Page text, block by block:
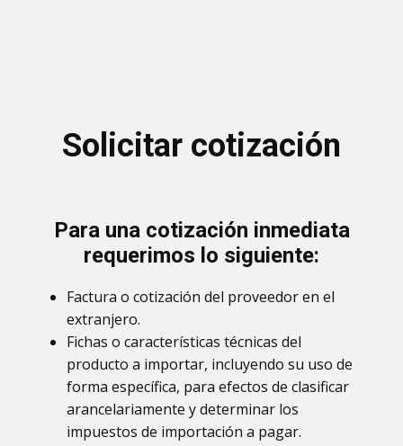
Solicitar cotización
Para una cotización inmediata
requerimos lo siguiente:
Factura o cotización del proveedor en el
extranjero.
Fichas o características técnicas del
producto a importar, incluyendo su uso de
forma específica, para efectos de clasificar
arancelariamente y determinar los
impuestos de importación a pagar.